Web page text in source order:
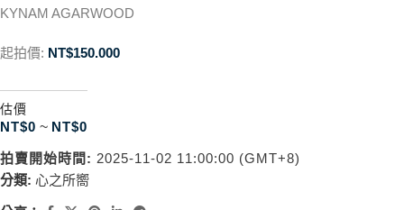
KYNAM AGARWOOD
起拍價: NT$150.000
估價
NT$0 ~ NT$0
拍賣開始時間: 2025-11-02 11:00:00 (GMT+8)
分類: 心之所嚮